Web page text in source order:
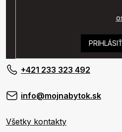
+421 233 323 492
info@mojnabytok.sk
Všetky kontakty